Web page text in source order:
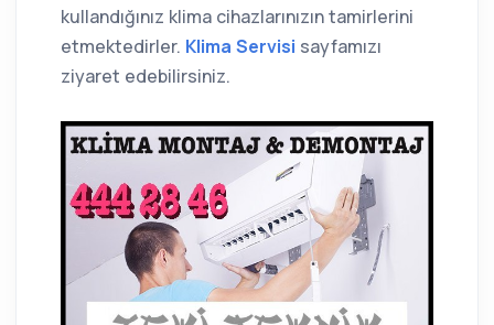
kullandığınız klima cihazlarınızın tamirlerini
etmektedirler. Klima Servisi sayfamızı
ziyaret edebilirsiniz.